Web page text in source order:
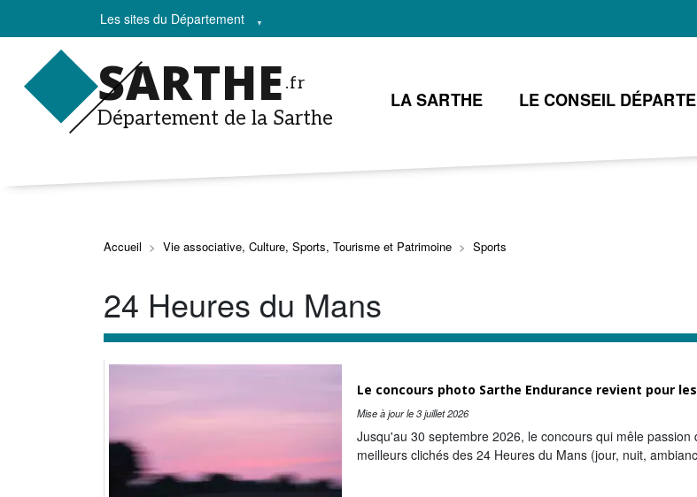
Les sites du Département
SARTHE .fr
Département de la Sarthe
LA SARTHE LE CONSEIL
Accueil Vie associative, Culture, Sports, Tourisme et Patrimoine Sports
24 Heures du Mans
Le concours photo Sarthe Endurance revient pour
Mise à jour le3 juillet 2026
Jusqu'au 30 septembre 2026, le concours qui mêle
meilleurs clichés des 24 Heures du Mans (jour, nuit,